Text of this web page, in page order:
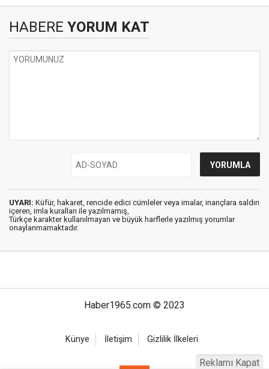
HABERE YORUM KAT
UYARI: Küfür, hakaret, rencide edici cümleler veya imalar, inançlara saldırı
içeren, imla kuralları ile yazılmamış,
Türkçe karakter kullanılmayan ve büyük harflerle yazılmış yorumlar
onaylanmamaktadır.
Haber1965.com © 2023
Künye İletişim Gizlilik İlkeleri
Reklamı Kapat